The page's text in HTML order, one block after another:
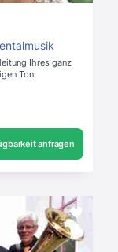
Ihres ganz
Ton.
anfragen